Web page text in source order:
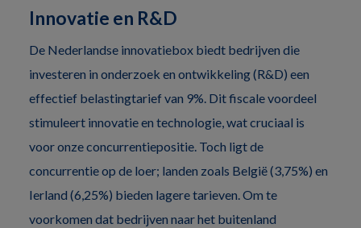
Innovatie en R&D
De Nederlandse innovatiebox biedt bedrijven die
investeren in onderzoek en ontwikkeling (R&D) een
effectief belastingtarief van 9%. Dit fiscale voordeel
stimuleert innovatie en technologie, wat cruciaal is
voor onze concurrentiepositie. Toch ligt de
concurrentie op de loer; landen zoals België (3,75%) en
Ierland (6,25%) bieden lagere tarieven. Om te
voorkomen dat bedrijven naar het buitenland